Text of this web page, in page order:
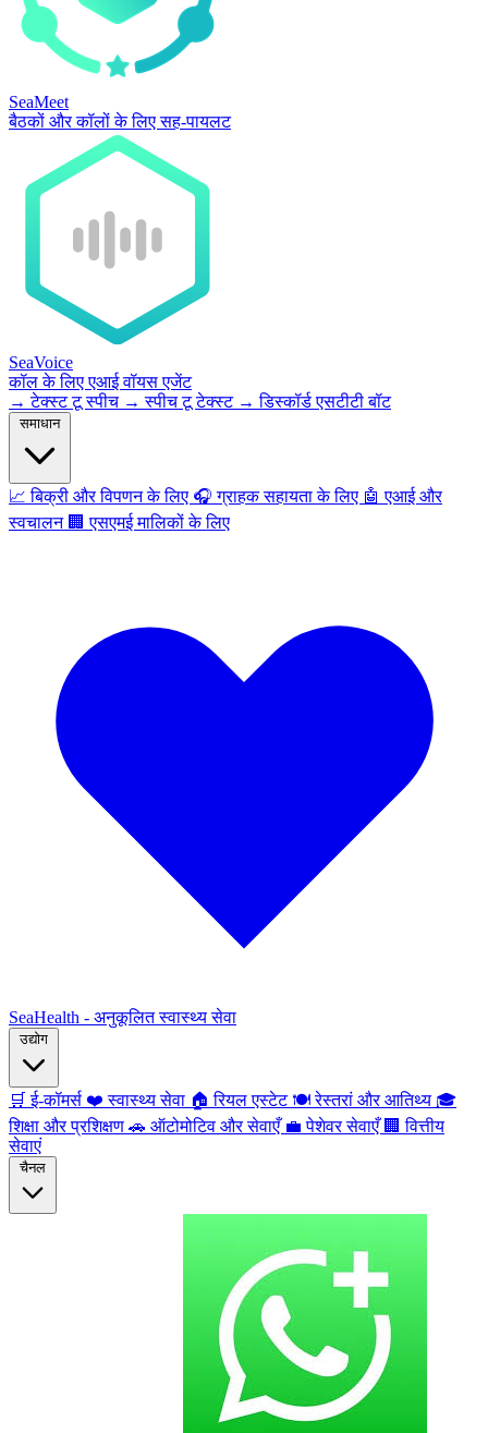
SeaMeet
बैठकों और कॉलों के लिए सह-पायलट
SeaVoice
कॉल के लिए एआई वॉयस एजेंट
→ टेक्स्ट टू स्पीच → स्पीच टू टेक्स्ट → डिस्कॉर्ड एसटीटी बॉट
समाधान
📈 बिक्री और विपणन के लिए 🎧 ग्राहक सहायता के लिए 🤖 एआई और
स्वचालन 🏢 एसएमई मालिकों के लिए
SeaHealth - अनुकूलित स्वास्थ्य सेवा
🛒 ई-कॉमर्स ❤️ स्वास्थ्य सेवा 🏠 रियल एस्टेट 🍽️रेस्तरां और आतिथ्य 🎓
शिक्षा और प्रशिक्षण 🚗 ऑटोमोटिव और सेवाएँ 💼 पेशेवर सेवाएँ 🏢 वित्तीय
सेवाएं